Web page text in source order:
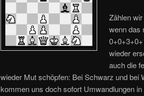
Zählen
wenn das
wieder
auch die
wieder Mut schöpfen: Bei Schwarz und bei
kommen uns doch sofort Umwandlungen in